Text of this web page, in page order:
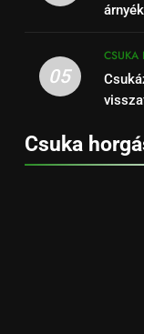
05
CSUKA
Csuka